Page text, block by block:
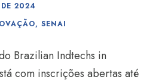
2024
, SENAI
Brazilian Indtechs in
com inscrições abertas até